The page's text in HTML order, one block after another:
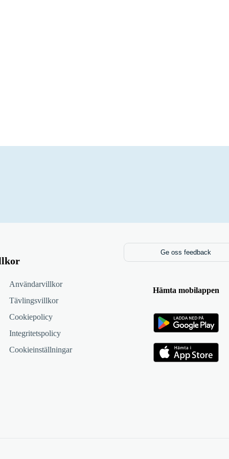
Användarvillkor
Tävlingsvillkor
Cookiepolicy
Integritetspolicy
Cookieinställningar
Ge oss feedback
Hämta mobilappen